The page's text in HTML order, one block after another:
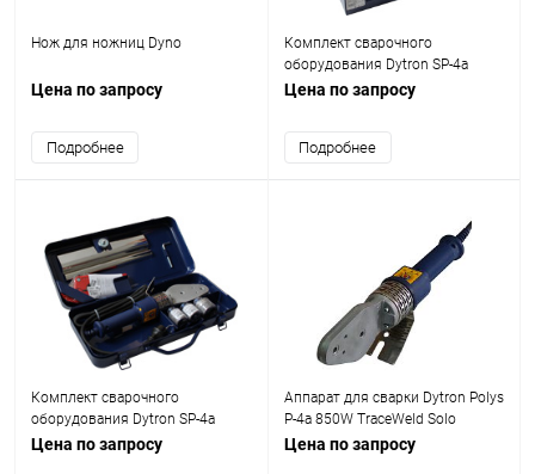
Нож для ножниц Dyno
Цена по запросу
Подробнее
Комплект сварочного
оборудования Dytron SP-4a
850W TraceWeld Profi blue
Цена по запросу
Подробнее
Комплект сварочного
оборудования Dytron SP-4a
850W TraceWeld Mini blue
Цена по запросу
Аппарат для сварки Dytron Polys
P-4a 850W TraceWeld Solo
Цена по запросу